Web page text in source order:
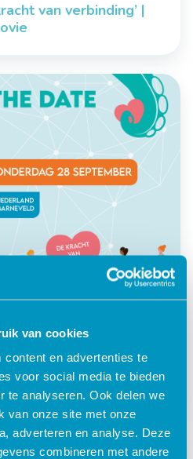
van cookies
en advertenties te
voor social media te bieden
te analyseren. Ook delen we
van onze site met onze
adverteren en analyse. Deze
combineren met andere
van verbinding’ |
the date